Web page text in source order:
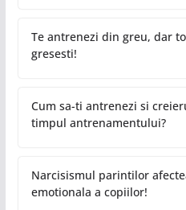
Te antrenezi din greu, dar
gresesti!
Cum sa-ti antrenezi si
timpul antrenamentului?
Narcisismul parintilor
emotionala a copiilor!